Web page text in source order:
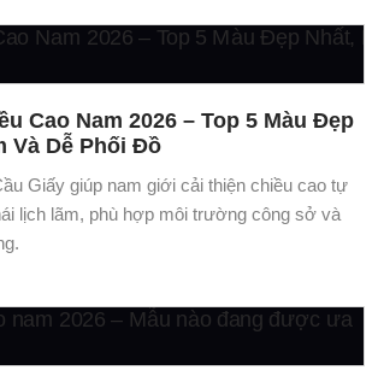
Cao Nam 2026 – Top 5 Màu Đẹp
Và Dễ Phối Đồ
lịch lãm, phù hợp môi trường công sở và
nam 2026 – Mẫu nào đang
Giấy giúp nam giới cải thiện chiều cao tự
lịch lãm, phù hợp môi trường công sở và